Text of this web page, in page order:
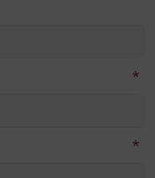
*
*